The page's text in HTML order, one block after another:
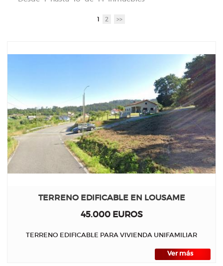
1 2 >>
TERRENO EDIFICABLE EN LOUSAME
45.000 EUROS
TERRENO EDIFICABLE PARA VIVIENDA UNIFAMILIAR
Ver más